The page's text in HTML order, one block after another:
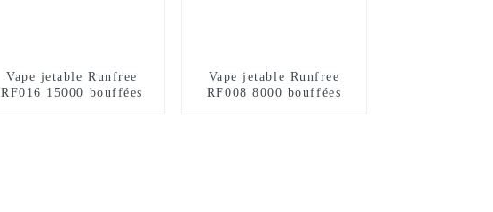
Vape jetable Runfree
RF016 15000 bouffées
Vape jetable Runfree
RF008 8000 bouffées